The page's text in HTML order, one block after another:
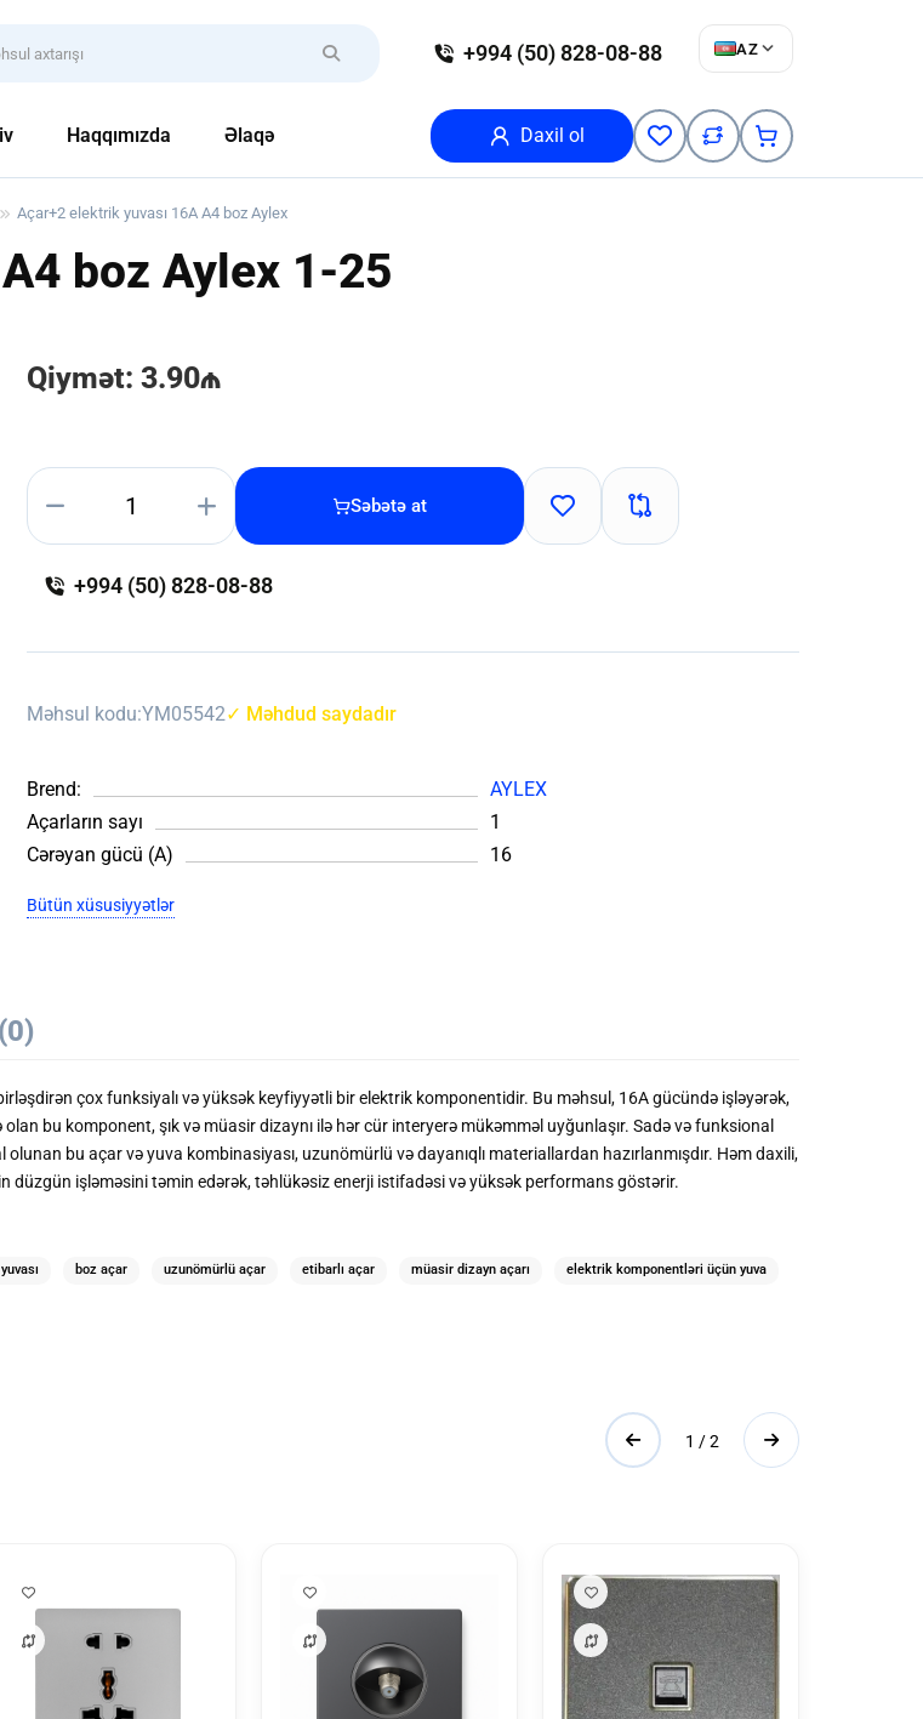
+994 (50) 828-08-88 AZ
Haqqımızda Əlaqə Daxil ol
Açar+2 elektrik yuvası 16A A4 boz Aylex
boz Aylex 1-25
Qiymət: 3.90₼
Səbətə at
+994 (50) 828-08-88
Məhsul kodu:YM05542✓ Məhdud saydadır
Brend:
AYLEX
Açarların sayı
1
Cərəyan gücü (A)
16
Bütün xüsusiyyətlər
(0)
çox funksiyalı və yüksək keyfiyyətli bir elektrik komponentidir. Bu məhsul, 16A gücündə işləyərək,
bu komponent, şık və müasir dizaynı ilə hər cür interyerə mükəmməl uyğunlaşır. Sadə və funksional
bu açar və yuva kombinasiyası, uzunömürlü və dayanıqlı materiallardan hazırlanmışdır. Həm daxili,
işləməsini təmin edərək, təhlükəsiz enerji istifadəsi və yüksək performans göstərir.
boz açar uzunömürlü açar etibarlı açar müasir dizayn açarı elektrik komponentləri üçün yuva
1 / 2